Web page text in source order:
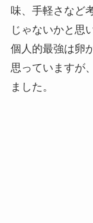
味、手軽さなど
じゃないかと思
個人的最強は卵
思っていますが
ました。